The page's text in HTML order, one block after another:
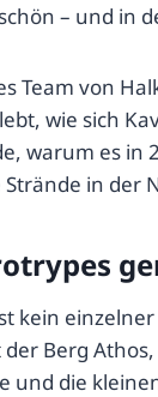
– und in
Team von
wie sich
warum es in
in der
kein
Berg
und die